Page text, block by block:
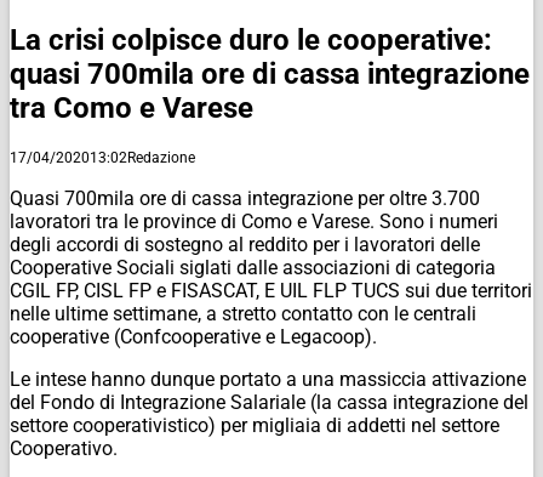
La crisi colpisce duro le cooperative:
quasi 700mila ore di cassa integrazione
tra Como e Varese
17/04/202013:02Redazione
Quasi 700mila ore di cassa integrazione per oltre 3.700
lavoratori tra le province di Como e Varese. Sono i numeri
degli accordi di sostegno al reddito per i lavoratori delle
Cooperative Sociali siglati dalle associazioni di categoria
CGIL FP, CISL FP e FISASCAT, E UIL FLP TUCS sui due territori
nelle ultime settimane, a stretto contatto con le centrali
cooperative (Confcooperative e Legacoop).
Le intese hanno dunque portato a una massiccia attivazione
del Fondo di Integrazione Salariale (la cassa integrazione del
settore cooperativistico) per migliaia di addetti nel settore
Cooperativo.